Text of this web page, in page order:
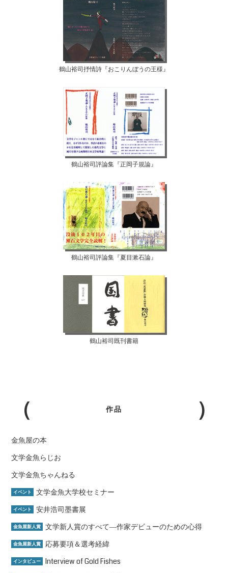
鶴山裕司抒情詩『おこりんぼうの王様』
鶴山裕司評論集『正岡子規論』
鶴山裕司評論集『夏目漱石論』
鶴山裕司既刊書籍
作品
金魚屋の本
文学金魚らじお
文学金魚ちゃんねる
イベント 文学金魚大学校セミナー
イベント 安井浩司墨書展
金魚屋新人賞 文学新人賞のすべて―作家デビューのための心得
金魚屋新人賞 応募要項＆選考経緯
インタビュー Interview of Gold Fishes